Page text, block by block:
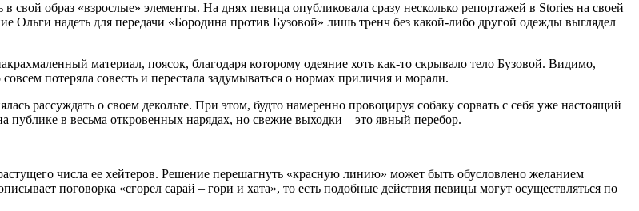
образ «взрослые» элементы. На днях певица опубликовала сразу несколько репортажей в Stories на своей
надеть для передачи «Бородина против Бузовой» лишь тренч без какой-либо другой одежды выглядел
материал, поясок, благодаря которому одеяние хоть как-то скрывало тело Бузовой. Видимо,
потеряла совесть и перестала задумываться о нормах приличия и морали.
рассуждать о своем декольте. При этом, будто намеренно провоцируя собаку сорвать с себя уже настоящий
публике в весьма откровенных нарядах, но свежие выходки – это явный перебор.
числа ее хейтеров. Решение перешагнуть «красную линию» может быть обусловлено желанием
поговорка «сгорел сарай – гори и хата», то есть подобные действия певицы могут осуществляться по